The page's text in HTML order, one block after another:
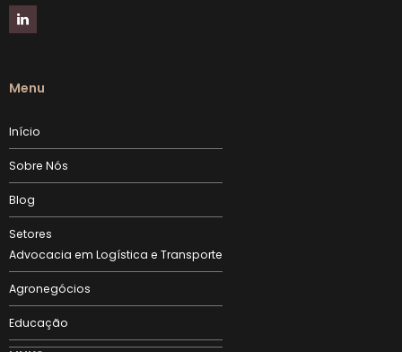
Menu
Início
Sobre Nós
Blog
Setores
Advocacia em Logística e Transporte
Agronegócios
Educação